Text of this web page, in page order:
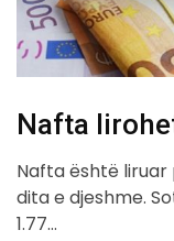
Nafta
Nafta është
dita e djeshme.
1.77…